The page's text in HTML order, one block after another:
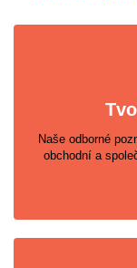
Naše odborné
obchodní a